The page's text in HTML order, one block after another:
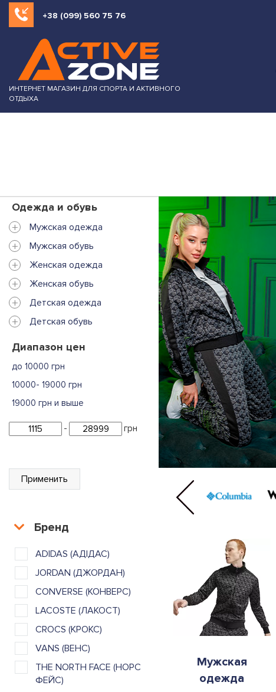
+38 (099) 560 75 76
ИНТЕРНЕТ МАГАЗИН ДЛЯ СПОРТА И АКТИВНОГО
ОТДЫХА
Одежда и обувь
+ Мужская одежда
+ Мужская обувь
+ Женская одежда
+ Женская обувь
+ Детская одежда
+ Детская обувь
Диапазон цен
до 10000 грн
10000- 19000 грн
19000 грн и выше
- грн
Применить
Бренд
ADIDAS (АДІДАС)
JORDAN (ДЖОРДАН)
CONVERSE (КОНВЕРС)
LACOSTE (ЛАКОСТ)
CROCS (КРОКС)
VANS (ВЕНС)
THE NORTH FACE (НОРС
ФЕЙС)
Мужская
одежда